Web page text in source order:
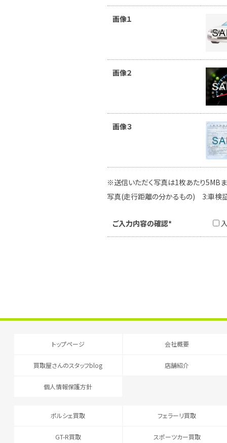
画像１
画像２
画像３
※送信いただく写真は1枚あたり5MBま
写真(走行距離の分かるもの) 3:車検
ご入力内容の確認*
トップページ 会社概要
買取屋さんのスタッフblog 店舗紹介
個人情報保護方針
ポルシェ買取 フェラーリ買取
GT-R買取 スポーツカー買取